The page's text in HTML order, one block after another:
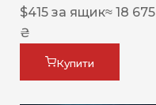
$415 за ящик≈ 18 675
₴
Купити